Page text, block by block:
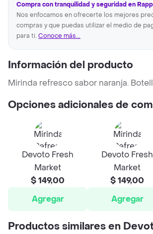
Compra con tranquilidad y seguridad en
Nos enfocamos en ofrecerte los mejores
compras y que puedas utilizar el medio de
para ti. Conoce más...
Información del producto
Mirinda refresco sabor naranja.
Opciones adicionales de
Devoto Fresh
Market
$ 149,00
Agregar
Devoto Fresh
Market
$ 149,00
Agregar
Productos similares en